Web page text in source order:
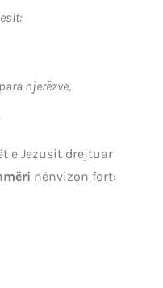
njerëzve,
e Jezusit drejtuar
nënvizon fort: